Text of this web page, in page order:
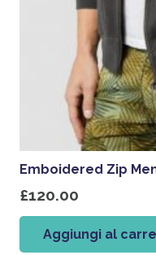
Emboidered Zip
£120.00
Aggiungi al